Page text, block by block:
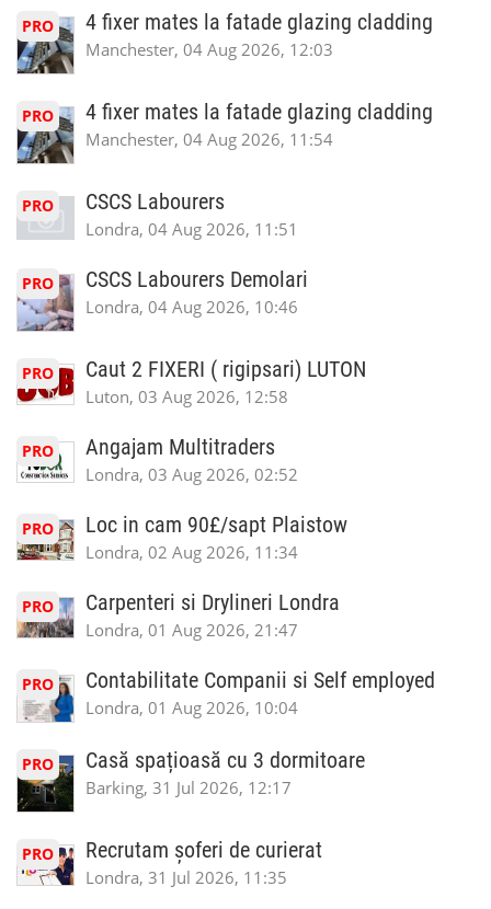
PRO 4 fixer mates la fatade glazing cladding
Manchester, 04 Aug 2026, 12:03
PRO 4 fixer mates la fatade glazing cladding
Manchester, 04 Aug 2026, 11:54
PRO CSCS Labourers
Londra, 04 Aug 2026, 11:51
PRO CSCS Labourers Demolari
Londra, 04 Aug 2026, 10:46
PRO Caut 2 FIXERI ( rigipsari) LUTON
Luton, 03 Aug 2026, 12:58
PRO Angajam Multitraders
Londra, 03 Aug 2026, 02:52
PRO Loc in cam 90£/sapt Plaistow
Londra, 02 Aug 2026, 11:34
PRO Carpenteri si Drylineri Londra
Londra, 01 Aug 2026, 21:47
PRO Contabilitate Companii si Self employed
Londra, 01 Aug 2026, 10:04
PRO Casă spațioasă cu 3 dormitoare
Barking, 31 Jul 2026, 12:17
PRO Recrutam șoferi de curierat
Londra, 31 Jul 2026, 11:35